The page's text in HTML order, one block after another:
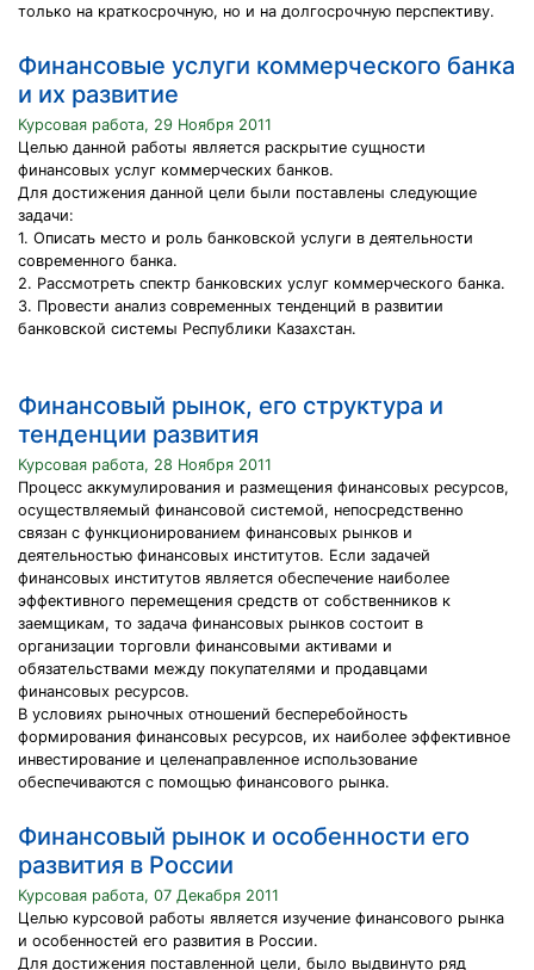
только на краткосрочную, но и на долгосрочную перспективу.
Финансовые услуги коммерческого банка
и их развитие
Курсовая работа, 29 Ноября 2011
Целью данной работы является раскрытие сущности
финансовых услуг коммерческих банков.
Для достижения данной цели были поставлены следующие
задачи:
1. Описать место и роль банковской услуги в деятельности
современного банка.
2. Рассмотреть спектр банковских услуг коммерческого банка.
3. Провести анализ современных тенденций в развитии
банковской системы Республики Казахстан.
Финансовый рынок, его структура и
тенденции развития
Курсовая работа, 28 Ноября 2011
Процесс аккумулирования и размещения финансовых ресурсов,
осуществляемый финансовой системой, непосредственно
связан с функционированием финансовых рынков и
деятельностью финансовых институтов. Если задачей
финансовых институтов является обеспечение наиболее
эффективного перемещения средств от собственников к
заемщикам, то задача финансовых рынков состоит в
организации торговли финансовыми активами и
обязательствами между покупателями и продавцами
финансовых ресурсов.
В условиях рыночных отношений бесперебойность
формирования финансовых ресурсов, их наиболее эффективное
инвестирование и целенаправленное использование
обеспечиваются с помощью финансового рынка.
Финансовый рынок и особенности его
развития в России
Курсовая работа, 07 Декабря 2011
Целью курсовой работы является изучение финансового рынка
и особенностей его развития в России.
Для достижения поставленной цели, было выдвинуто ряд